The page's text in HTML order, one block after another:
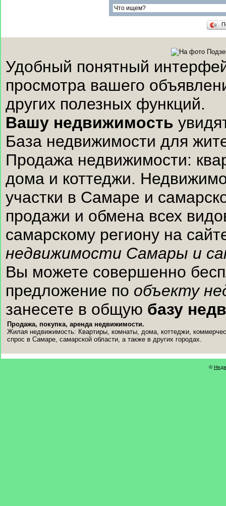
Удобный понятный
просмотра вашего
других полезных функций.
Вашу недвижимость
База недвижимости для
Продажа недвижимости:
дома и коттеджи.
участки в Самаре и
продажи и обмена всех
самарскому региону на
недвижимости Самары и
Вы можете совершенно
предложение по объекту
занесете в общую базу
Продажа, покупка, аренда недвижимости.
Жилая недвижимость: Квартиры, комнаты, дома, коттеджи,
спрос в Самаре, самарской области, а также в других городах.
©